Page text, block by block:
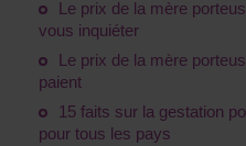
Le prix de la mère
vous inquiéter
Le prix de la mère
paient
15 faits sur la gestation
pour tous les pays